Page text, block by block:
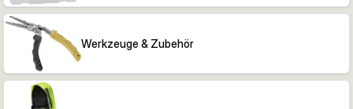
Werkzeuge & Zubehör